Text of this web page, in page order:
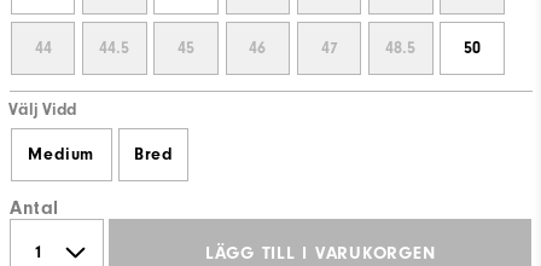
44 44.5 45 46 47 48.5 50
Välj Vidd
Medium Bred
Antal
LÄGG TILL I VARUKORGEN